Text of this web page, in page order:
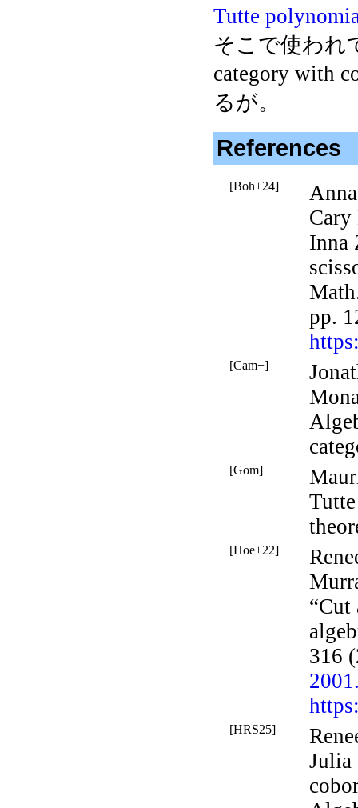
Tutte
そこで使われ
category with
るが。
References
[Boh+24]
Inna
pp.
[Cam+]
[Gom]
[Hoe+22]
“Cut
316
[HRS25]
Julia